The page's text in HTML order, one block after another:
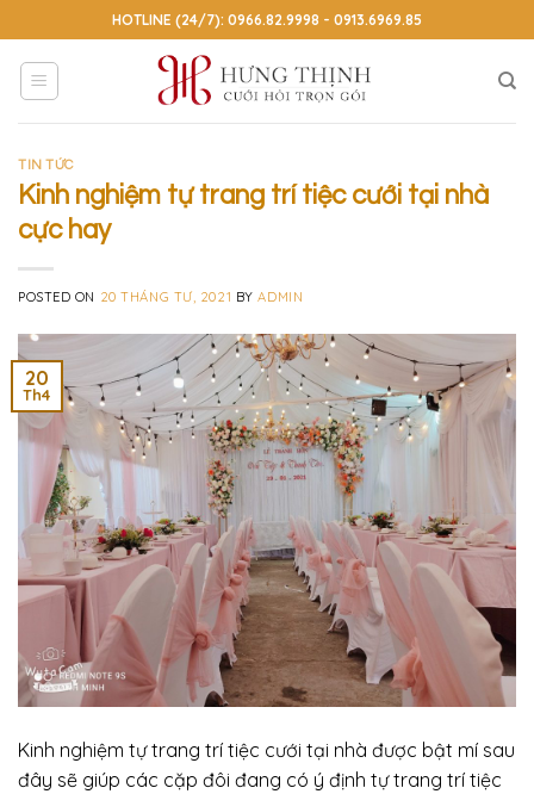
to
content
HOTLINE (24/7): 0966.82.9998 - 0913.6969.85
TIN TỨC
Kinh nghiệm tự trang trí tiệc cưới tại nhà
cực hay
POSTED ON 20 THÁNG TƯ, 2021 BYADMIN
20
Th4
Kinh nghiệm tự trang trí tiệc cưới tại nhà được bật mí sau
đây sẽ giúp các cặp đôi đang có ý định tự trang trí tiệc